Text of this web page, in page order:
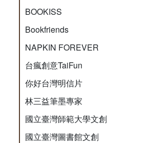
BOOKISS
Bookfriends
NAPKIN FOREVER
台瘋創意TaiFun
你好台灣明信片
林三益筆墨專家
國立臺灣師範大學文創
國立臺灣圖書館文創